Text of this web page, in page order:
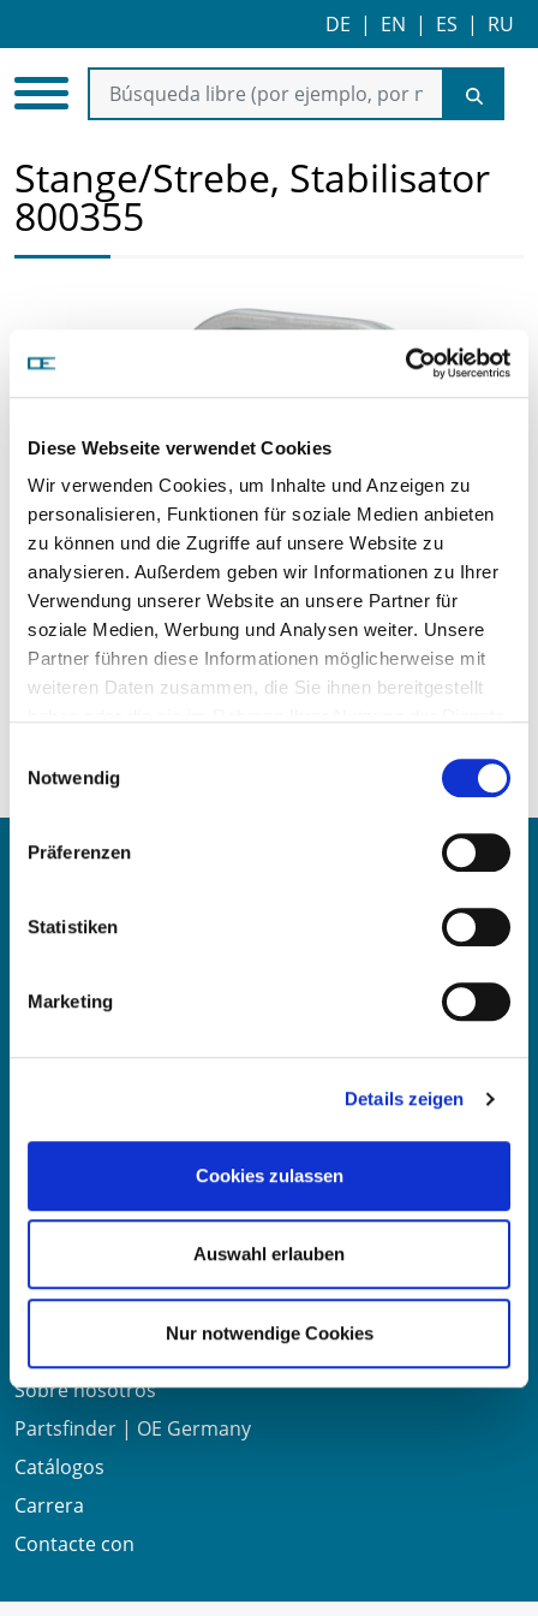
Diese Webseite verwendet Cookies
Wir verwenden Cookies, um Inhalte und Anzeigen zu
personalisieren, Funktionen für soziale Medien anbieten
zu können und die Zugriffe auf unsere Website zu
analysieren. Außerdem geben wir Informationen zu Ihrer
Verwendung unserer Website an unsere Partner für
soziale Medien, Werbung und Analysen weiter. Unsere
Partner führen diese Informationen möglicherweise mit
weiteren Daten zusammen, die Sie ihnen bereitgestellt
Notwendig
Präferenzen
Statistiken
Marketing
Details zeigen
Cookies zulassen
Auswahl erlauben
Nur notwendige Cookies
DE | EN | ES | RU
Stange/Strebe, Stabilisator
800355
Precio a la carta
SOLICITAR ARTÍCULO
Contacte con
OE Germany GmbH
73730 Esslingen am Neckar​
Deutschland
+49 711 62769851
Enlaces útiles
Sobre nosotros
Partsfinder | OE Germany
Catálogos
Carrera
Contacte con